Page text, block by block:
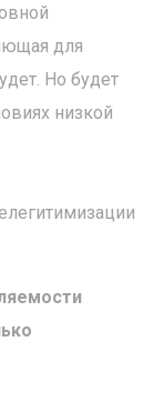
для
Но будет
низкой